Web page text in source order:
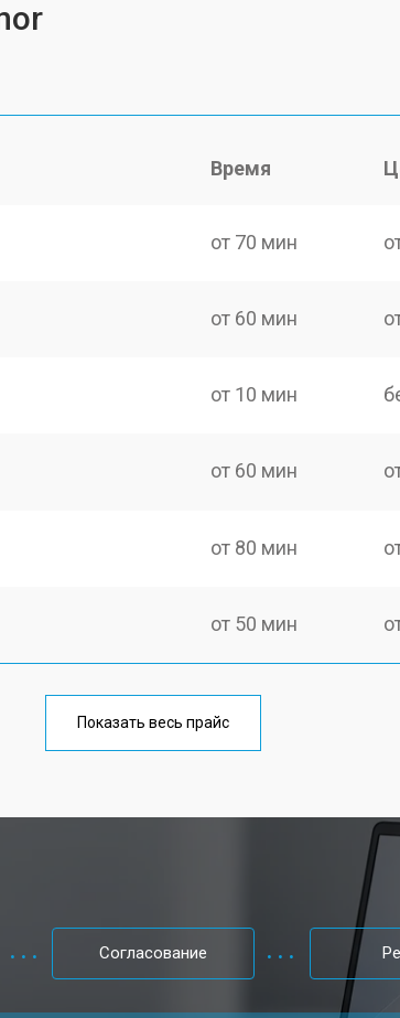
Время
от 70 мин
от 60 мин
от 10 мин
от 60 мин
от 80 мин
от 50 мин
от 100 мин
от 40 мин
Показать весь прайс
Согласование